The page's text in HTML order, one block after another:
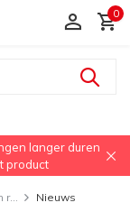
0
langer duren
product
r... Nieuws